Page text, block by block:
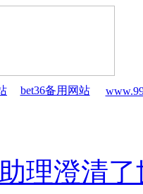
bet36备用网站
理澄清了